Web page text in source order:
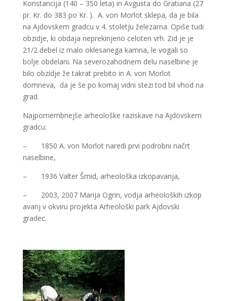
Konstancija (140 – 350 leta) in Avgusta do Gratiana (27
pr. Kr. do 383 po Kr. ). A. von Morlot sklepa, da je bila
na Ajdovskem gradcu v 4. stoletju železarna. Opiše tudi
obzidje, ki obdaja neprekinjeno celoten vrh. Zid je je
21/2 debel iz malo oklesanega kamna, le vogali so
bolje obdelani. Na severozahodnem delu naselbine je
bilo obzidje že takrat prebito in A. von Morlot
domneva, da je še po komaj vidni stezi tod bil vhod na
grad.
Najpomembnejše arheološke raziskave na Ajdovskem
gradcu:
– 1850 A. von Morlot naredi prvi podrobni načrt
naselbine,
– 1936 Valter Šmid, arheološka izkopavanja,
– 2003, 2007 Marija Ogrin, vodja arheoloških izkop
avanj v okviru projekta Arheološki park Ajdovski
gradec.